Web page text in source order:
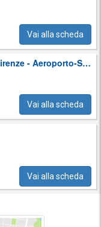
Vai alla scheda
Garage Low Cost Firenze - Aeroporto-Stazione
Vai alla scheda
Vai alla scheda